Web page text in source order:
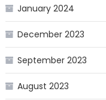
January 2024
December 2023
September 2023
August 2023